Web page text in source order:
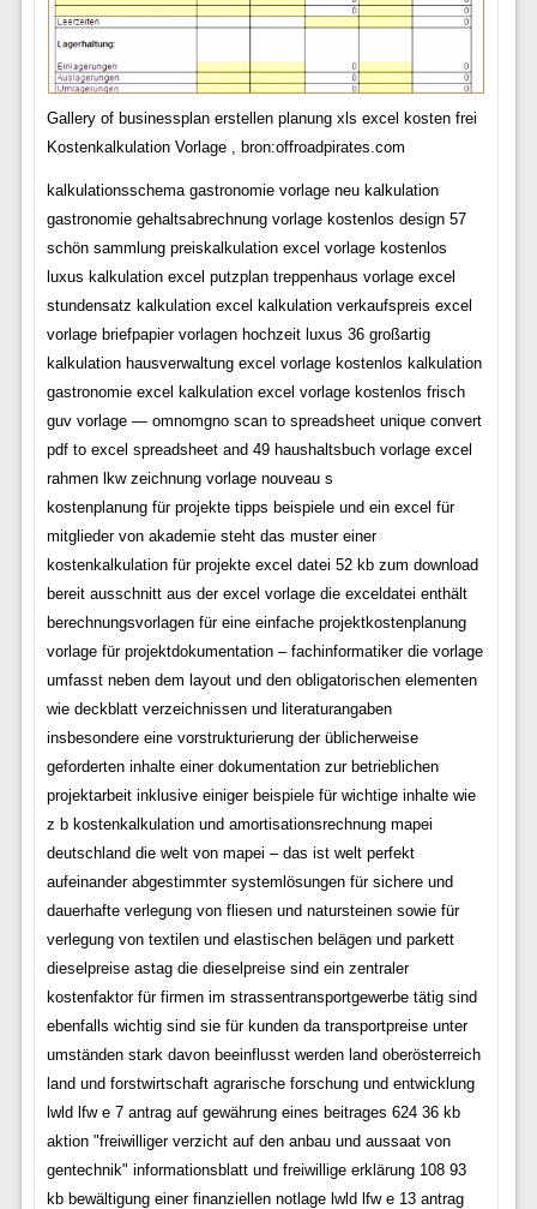
Gallery of businessplan erstellen planung xls excel kosten frei
Kostenkalkulation Vorlage , bron:offroadpirates.com
kalkulationsschema gastronomie vorlage neu kalkulation
gastronomie gehaltsabrechnung vorlage kostenlos design 57
schön sammlung preiskalkulation excel vorlage kostenlos
luxus kalkulation excel putzplan treppenhaus vorlage excel
stundensatz kalkulation excel kalkulation verkaufspreis excel
vorlage briefpapier vorlagen hochzeit luxus 36 großartig
kalkulation hausverwaltung excel vorlage kostenlos kalkulation
gastronomie excel kalkulation excel vorlage kostenlos frisch
guv vorlage — omnomgno scan to spreadsheet unique convert
pdf to excel spreadsheet and 49 haushaltsbuch vorlage excel
rahmen lkw zeichnung vorlage nouveau s
kostenplanung für projekte tipps beispiele und ein excel für
mitglieder von akademie steht das muster einer
kostenkalkulation für projekte excel datei 52 kb zum download
bereit ausschnitt aus der excel vorlage die exceldatei enthält
berechnungsvorlagen für eine einfache projektkostenplanung
vorlage für projektdokumentation – fachinformatiker die vorlage
umfasst neben dem layout und den obligatorischen elementen
wie deckblatt verzeichnissen und literaturangaben
insbesondere eine vorstrukturierung der üblicherweise
geforderten inhalte einer dokumentation zur betrieblichen
projektarbeit inklusive einiger beispiele für wichtige inhalte wie
z b kostenkalkulation und amortisationsrechnung mapei
deutschland die welt von mapei – das ist welt perfekt
aufeinander abgestimmter systemlösungen für sichere und
dauerhafte verlegung von fliesen und natursteinen sowie für
verlegung von textilen und elastischen belägen und parkett
dieselpreise astag die dieselpreise sind ein zentraler
kostenfaktor für firmen im strassentransportgewerbe tätig sind
ebenfalls wichtig sind sie für kunden da transportpreise unter
umständen stark davon beeinflusst werden land oberösterreich
land und forstwirtschaft agrarische forschung und entwicklung
lwld lfw e 7 antrag auf gewährung eines beitrages 624 36 kb
aktion "freiwilliger verzicht auf den anbau und aussaat von
gentechnik" informationsblatt und freiwillige erklärung 108 93
kb bewältigung einer finanziellen notlage lwld lfw e 13 antrag